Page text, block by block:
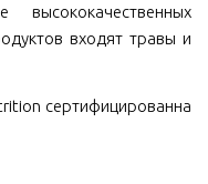
входят травы и
сертифицированна